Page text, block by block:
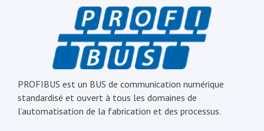
PROFIBUS est un BUS de communication numérique
standardisé et ouvert à tous les domaines de
l’automatisation de la fabrication et des processus.